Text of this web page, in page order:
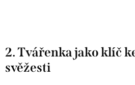
2. Tvářenka jako klíč
svěžesti